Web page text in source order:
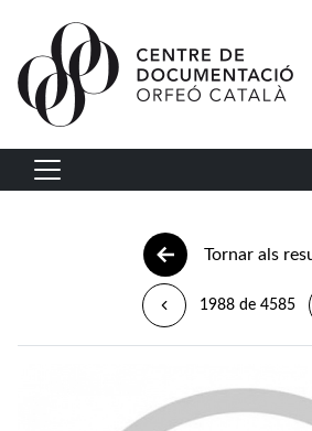
Vés al contingut
Navegació principal
Tornar als
1988 de 4585